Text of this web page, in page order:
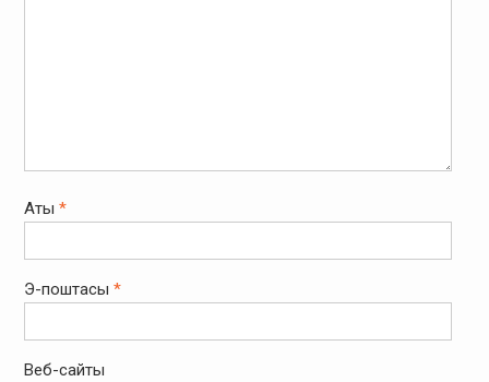
Аты *
Э-поштасы *
Веб-сайты